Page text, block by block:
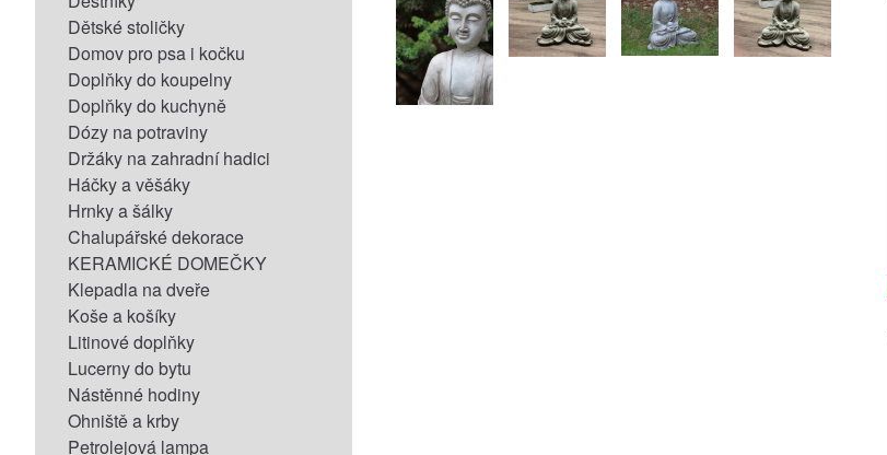
Dětské stoličky
Domov pro psa i kočku
Doplňky do koupelny
Doplňky do kuchyně
Dózy na potraviny
Držáky na zahradní hadici
Háčky a věšáky
Hrnky a šálky
Chalupářské dekorace
KERAMICKÉ DOMEČKY
Klepadla na dveře
Koše a košíky
Litinové doplňky
Lucerny do bytu
Nástěnné hodiny
Ohniště a krby
Petrolejová lampa